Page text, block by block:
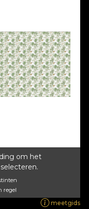
om het
regel
meetgids